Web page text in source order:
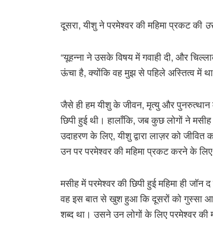
दूसरा, यीशु ने परमेश्वर की महिमा प्रकट की
“यूहन्ना ने उसके विषय में गवाही दी, और
ऊंचा है, क्योंकि वह मुझ से पहिले अस्तित्व में
जैसे ही हम यीशु के जीवन, मृत्यु और पुनरुत्थान
छिपी हुई थी। हालाँकि, जब कुछ लोगों ने
उदाहरण के लिए, यीशु द्वारा लाज़र को
उन पर परमेश्वर की महिमा प्रकट करने के
मसीह में परमेश्वर की छिपी हुई महिमा ही
वह इस बात से खुश हुआ कि दूसरों को गुस्सा आ
शब्द था। उसने उन लोगों के लिए परमेश्वर